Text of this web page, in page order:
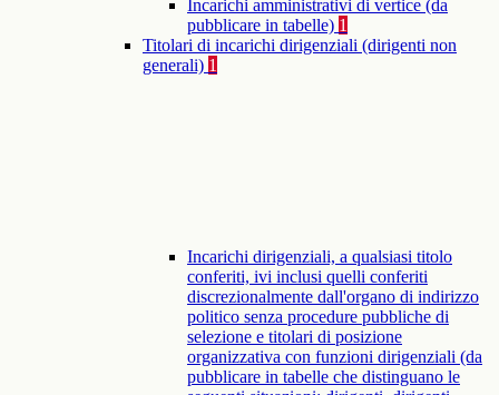
Incarichi amministrativi di vertice (da
pubblicare in tabelle) 1
Titolari di incarichi dirigenziali (dirigenti non
generali) 1
Incarichi dirigenziali, a qualsiasi titolo
conferiti, ivi inclusi quelli conferiti
discrezionalmente dall'organo di indirizzo
politico senza procedure pubbliche di
selezione e titolari di posizione
organizzativa con funzioni dirigenziali (da
pubblicare in tabelle che distinguano le